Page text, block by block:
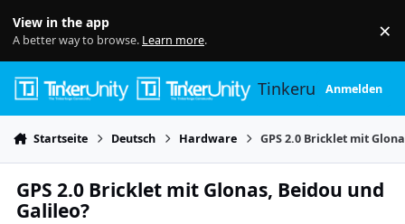
View in the app
A better way to browse. Learn more. ×
TinkerunityAnmelden
Startseite Deutsch Hardware GPS 2.0 Bricklet mit
GPS 2.0 Bricklet mit Glonas, Beidou und
Galileo?